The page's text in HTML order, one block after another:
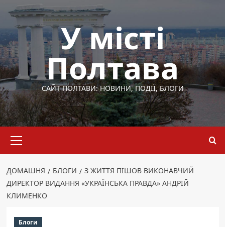
Перейти
вмісту
У місті
Полтава
САЙТ ПОЛТАВИ: НОВИНИ, ПОДІЇ, БЛОГИ
меню
ДОМАШНЯ БЛОГИ
З ЖИТТЯ ПІШОВ ВИКОНАВЧИЙ
ДИРЕКТОР ВИДАННЯ «УКРАЇНСЬКА ПРАВДА» АНДРІЙ
КЛИМЕНКО
Блоги